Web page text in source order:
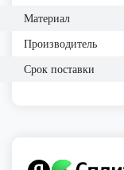
Материал
Производитель
Срок поставки